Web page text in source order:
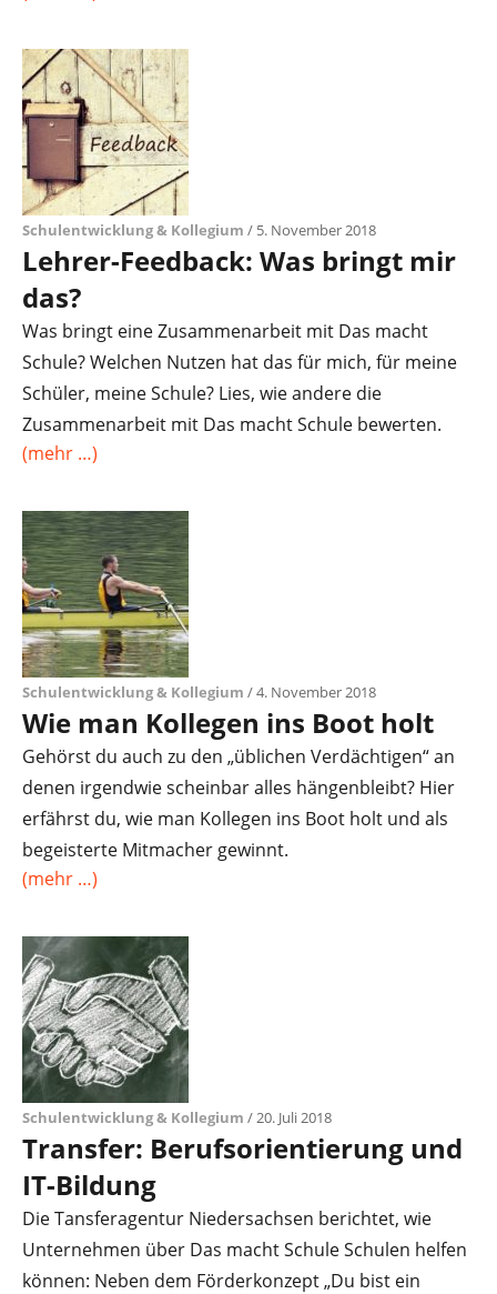
Schulentwicklung & Kollegium / 5. November 2018
Lehrer-Feedback: Was bringt mir
das?
Was bringt eine Zusammenarbeit mit Das macht
Schule? Welchen Nutzen hat das für mich, für meine
Schüler, meine Schule? Lies, wie andere die
Zusammenarbeit mit Das macht Schule bewerten.
(mehr …)
Schulentwicklung & Kollegium / 4. November 2018
Wie man Kollegen ins Boot holt
Gehörst du auch zu den „üblichen Verdächtigen“ an
denen irgendwie scheinbar alles hängenbleibt? Hier
erfährst du, wie man Kollegen ins Boot holt und als
begeisterte Mitmacher gewinnt.
(mehr …)
Schulentwicklung & Kollegium / 20. Juli 2018
Transfer: Berufsorientierung und
IT-Bildung
Die Tansferagentur Niedersachsen berichtet, wie
Unternehmen über Das macht Schule Schulen helfen
können: Neben dem Förderkonzept „Du bist ein